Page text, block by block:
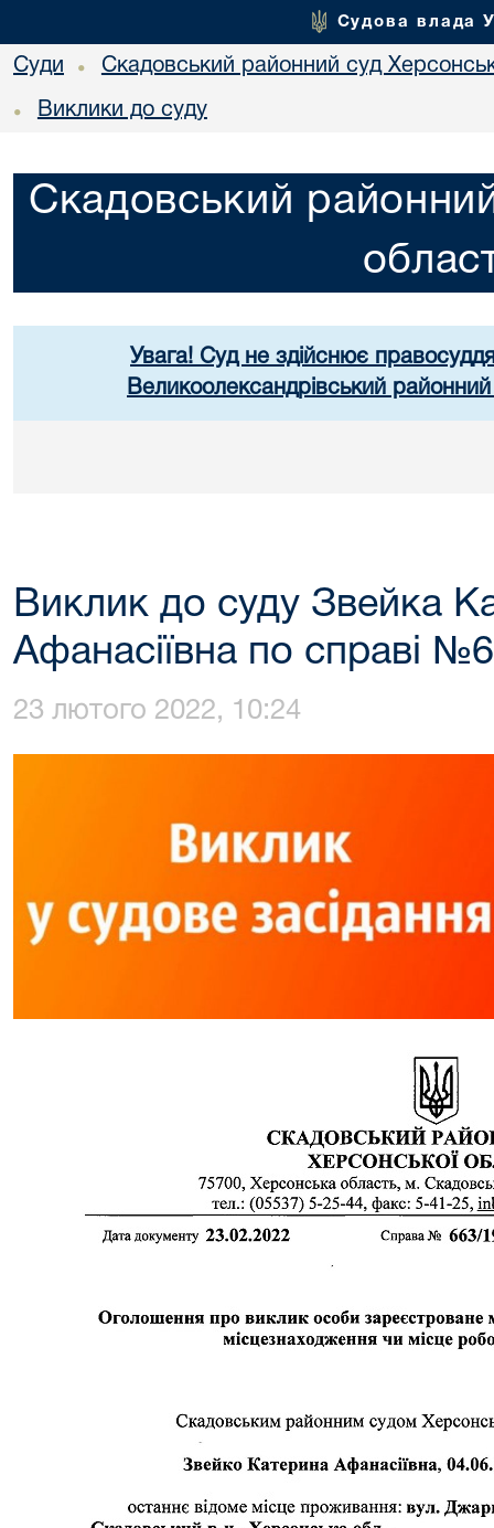
Судова влада
Суди • Скадовський районний суд
• Виклики до суду
Скадовський
Увага! Суд не здійснює
Великоолександрівський
Виклик до суду Звейка
Афанасіївна по справі
23 лютого 2022, 10:24